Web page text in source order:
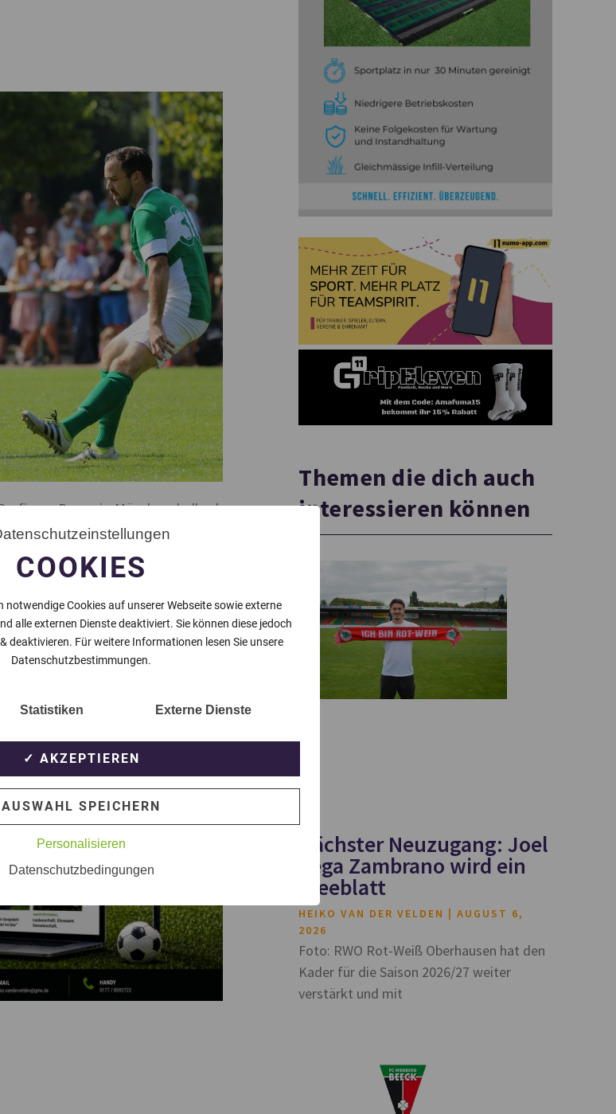
von Borussia Mönchengladbach
für die Hammer SpVg III auf
kam über Trainer Sebastian
zusammen in der 2. Bundesliga.
III spielt der Ex-Profi auch in der
NÄCHSTER BEITRAG
Themen die dich auch
interessieren können
Nächster Neuzugang: Joel
Vega Zambrano wird ein
Kleeblatt
HEIKO VAN DER VELDEN
AUGUST 6,
2026
Foto: RWO Rot-Weiß Oberhausen hat den
Kader für die Saison 2026/27 weiter
verstärkt und mit
COOKIES
notwendige Cookies auf unserer Webseite sowie externe
alle externen Dienste deaktiviert. Sie können diese jedoch
deaktivieren. Für weitere Informationen lesen Sie unsere
Datenschutzbestimmungen.
Statistiken Externe Dienste
✓ AKZEPTIEREN
AUSWAHL SPEICHERN
Personalisieren
Datenschutzbedingungen